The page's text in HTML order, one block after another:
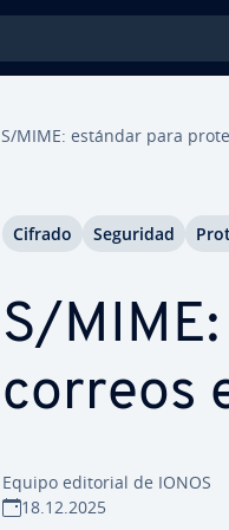
S/MIME: estándar para
S/
correos
Equipo editorial de IONOS
18.12.2025
Cifrado Seguridad